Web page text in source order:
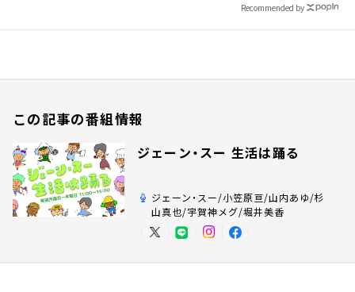
Recommended by
この記事の番組情報
ジェーン・スー 生活は踊る
ジェーン・スー/小笠原亘/山内あゆ/杉
山真也/宇賀神メグ/堀井美香